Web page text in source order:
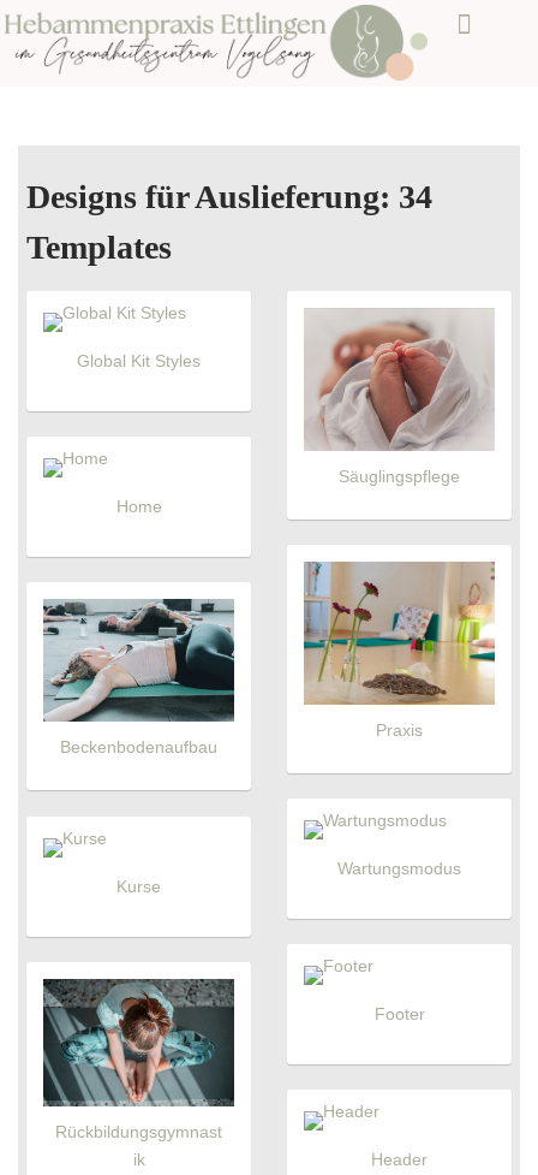
Designs für Auslieferung: 34
Templates
Global Kit Styles
Home
Beckenbodenaufbau
Kurse
Rückbildungsgymnast
ik
Säuglingspflege
Praxis
Wartungsmodus
Footer
Header